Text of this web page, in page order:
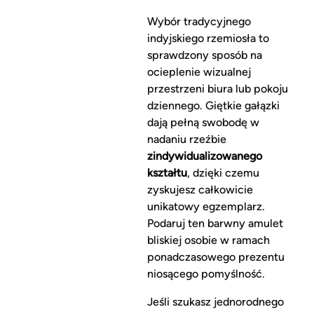
Wybór tradycyjnego
indyjskiego rzemiosła to
sprawdzony sposób na
ocieplenie wizualnej
przestrzeni biura lub pokoju
dziennego. Giętkie gałązki
dają pełną swobodę w
nadaniu rzeźbie
zindywidualizowanego
kształtu, dzięki czemu
zyskujesz całkowicie
unikatowy egzemplarz.
Podaruj ten barwny amulet
bliskiej osobie w ramach
ponadczasowego prezentu
niosącego pomyślność.
Jeśli szukasz jednorodnego